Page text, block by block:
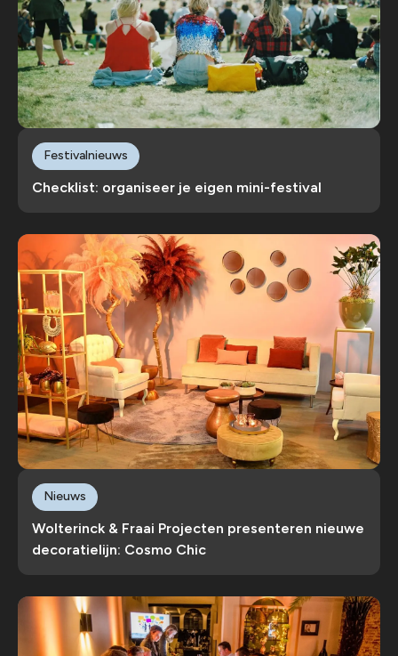
Checklist: organiseer je eigen mini-festival
Festivalnieuws
Wolterinck & Fraai Projecten presenteren nieuwe
decoratielijn: Cosmo Chic
Nieuws